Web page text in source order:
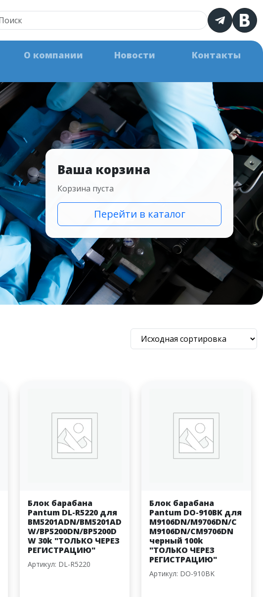
О компании Новости Контакты
Ваша корзина
Корзина пуста
Перейти в каталог
Блок барабана
Pantum DL-R5220 для
BM5201ADN/BM5201AD
W/BP5200DN/BP5200D
W 30k "ТОЛЬКО ЧЕРЕЗ
РЕГИСТРАЦИЮ"
Артикул: DL-R5220
Блок барабана
Pantum DO-910BK для
M9106DN/M9706DN/C
M9106DN/CM9706DN
черный 100k
"ТОЛЬКО ЧЕРЕЗ
РЕГИСТРАЦИЮ"
Артикул: DO-910BK